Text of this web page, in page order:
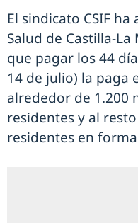
El sindicato CSIF
Salud de Castilla-
que pagar los 44
14 de julio) la paga
alrededor de 1.200
residentes y al
residentes en